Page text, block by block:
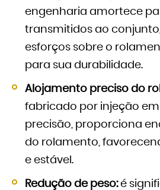
engenharia amortece
transmitidos ao
esforços sobre o
para sua durabilidade.
Alojamento preciso do
fabricado por injeção
precisão, proporciona
do rolamento,
e estável.
Redução de peso:é